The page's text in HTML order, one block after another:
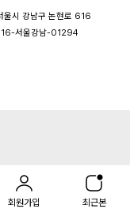
회원가입 최근본
울시 강남구 논현로 616
서울강남-01294